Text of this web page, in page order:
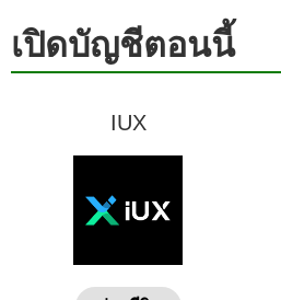
เปิดบัญชีตอนนี้
IUX